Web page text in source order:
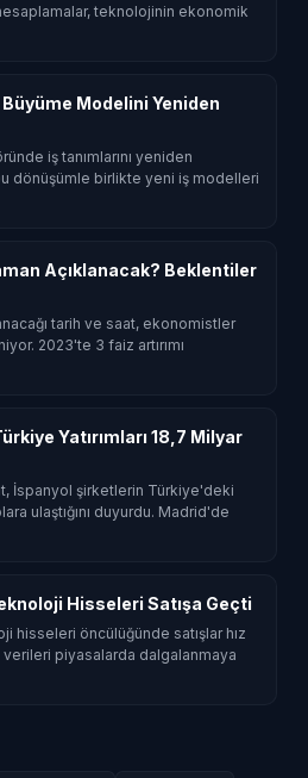
teknolojinin ekonomik
Büyüme Modelini Yeniden
iş tanımlarını yeniden
dönüşümle birlikte yeni iş modelleri
Açıklanacak? Beklentiler
tarih ve saat, ekonomistler
2023'te 3 faiz artırımı
Yatırımları 18,7 Milyar
İspanyol şirketlerin Türkiye'deki
ulaştığını duyurdu. Madrid'de
Hisseleri Satışa Geçti
hisseleri öncülüğünde satışlar hız
verileri piyasalarda dalgalanmaya